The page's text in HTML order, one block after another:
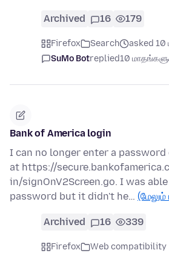
Archived 16 179
Firefox Search
asked 10
SuMo Botreplied10
Bank of America login
I can no longer enter a
at https://
in/signOnV2Screen.go. I was
password but it didn't he… (மேலும்
Archived 16 339
Firefox
Web compatibility